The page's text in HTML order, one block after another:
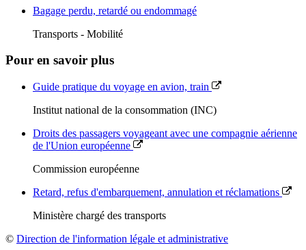
Bagage perdu, retardé ou endommagé
Transports - Mobilité
Pour en savoir plus
Guide pratique du voyage en avion, train
Institut national de la consommation (INC)
Droits des passagers voyageant avec une compagnie aérienne
de l'Union européenne
Commission européenne
Retard, refus d'embarquement, annulation et réclamations
Ministère chargé des transports
© Direction de l'information légale et administrative